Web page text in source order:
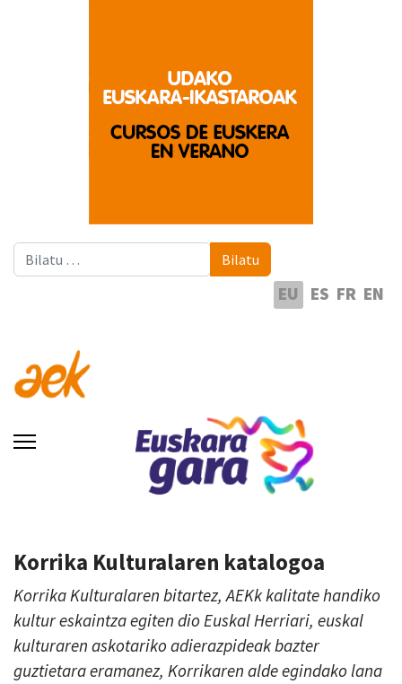
Bilatu Bilatu
EU ES FR EN
Korrika Kulturalaren katalogoa
Korrika Kulturalaren bitartez, AEKk kalitate handiko
kultur eskaintza egiten dio Euskal Herriari, euskal
kulturaren askotariko adierazpideak bazter
guztietara eramanez, Korrikaren alde egindako lana